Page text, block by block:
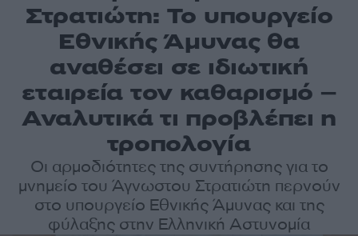
Στρατιώτη: Το υπουργείο
Εθνικής Άμυνας θα
αναθέσει σε ιδιωτική
εταιρεία τον καθαρισμό –
Αναλυτικά τι προβλέπει η
τροπολογία
Οι αρμοδιότητες της συντήρησης για το
μνημείο του Άγνωστου Στρατιώτη περνούν
στο υπουργείο Εθνικής Άμυνας και της
φύλαξης στην Ελληνική Αστυνομία